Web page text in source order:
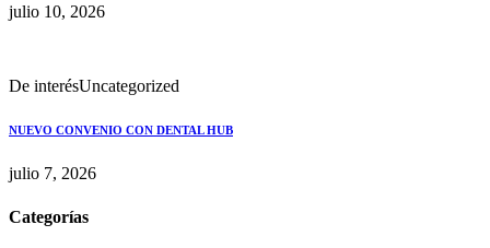
julio 10, 2026
De interésUncategorized
NUEVO CONVENIO CON DENTAL HUB
julio 7, 2026
Categorías